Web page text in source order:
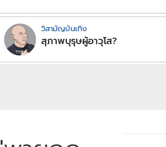
วิสามัญบันเทิง
สุภาพบุรุษผู้อาวุโส?